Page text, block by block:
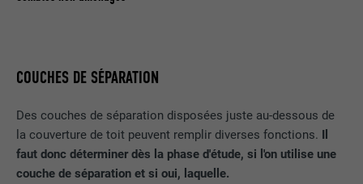
COUCHES DE SÉPARATION
Des couches de séparation disposées juste au-dessous de
la couverture de toit peuvent remplir diverses fonctions. Il
faut donc déterminer dès la phase d'étude, si l'on utilise une
couche de séparation et si oui, laquelle.
FOURNISSEUR LinkedIn
EXPIRATION 2 ans
UTILITÉ
Sert à enregistrer l'autorisation de
l'utilisateur à utiliser des cookies pour